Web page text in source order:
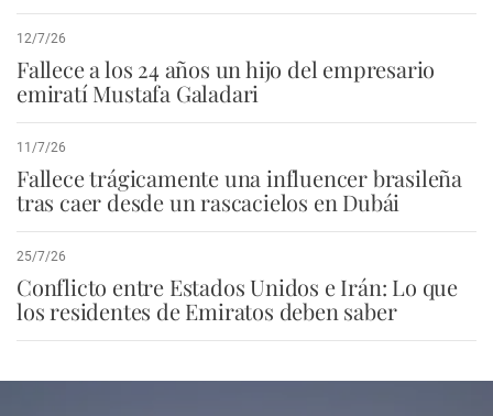
12/7/26
Fallece a los 24 años un hijo del empresario
emiratí Mustafa Galadari
11/7/26
Fallece trágicamente una influencer brasileña
tras caer desde un rascacielos en Dubái
25/7/26
Conflicto entre Estados Unidos e Irán: Lo que
los residentes de Emiratos deben saber